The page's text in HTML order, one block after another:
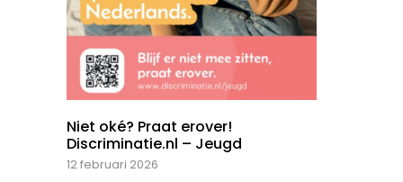
Niet oké? Praat erover!
Discriminatie.nl – Jeugd
12 februari 2026